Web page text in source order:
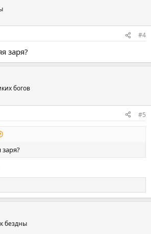
#4
заря?
богов
#5
бездны